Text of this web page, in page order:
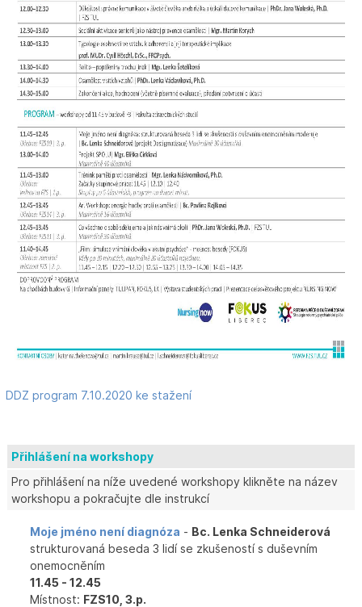
DDZ program 7.10.2020 ke stažení
Pro přihlášení na níže uvedené workshopy klikněte na název
workshopu a pokračujte dle instrukcí
Přihlášení na workshopy
Moje jméno není diagnóza - Bc. Lenka Schneiderová
strukturovaná beseda 3 lidí se zkušeností s duševním
onemocněním
11.45 - 12.45
Místnost: FZS10, 3.p.